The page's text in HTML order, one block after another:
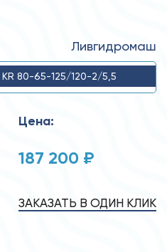
Ливгидромаш
KR 80-65-125/120-2/5,5
Цена:
187 200 ₽
ЗАКАЗАТЬ В ОДИН КЛИК